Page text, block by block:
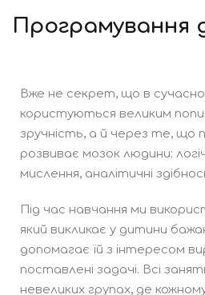
Програмування
Вже не секрет, що в
користуються великим
зручність, а й через те, що
розвиває мозок людини:
мислення, аналітичні
Під час навчання ми
який викликає у дитини
допомагає їй з інтересом
поставлені задачі. Всі
невеликих групах, де